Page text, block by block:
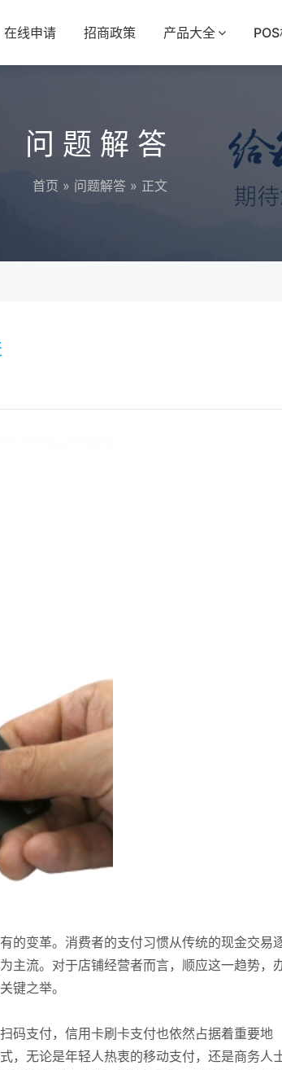
在线申请 招商政策 产品大全
问题解答
首页 » 问题解答 » 正文
的变革。消费者的支付习惯从传统的现金交易
主流。对于店铺经营者而言，顺应这一趋势，
键之举。
码支付，信用卡刷卡支付也依然占据着重要地
，无论是年轻人热衷的移动支付，还是商务人